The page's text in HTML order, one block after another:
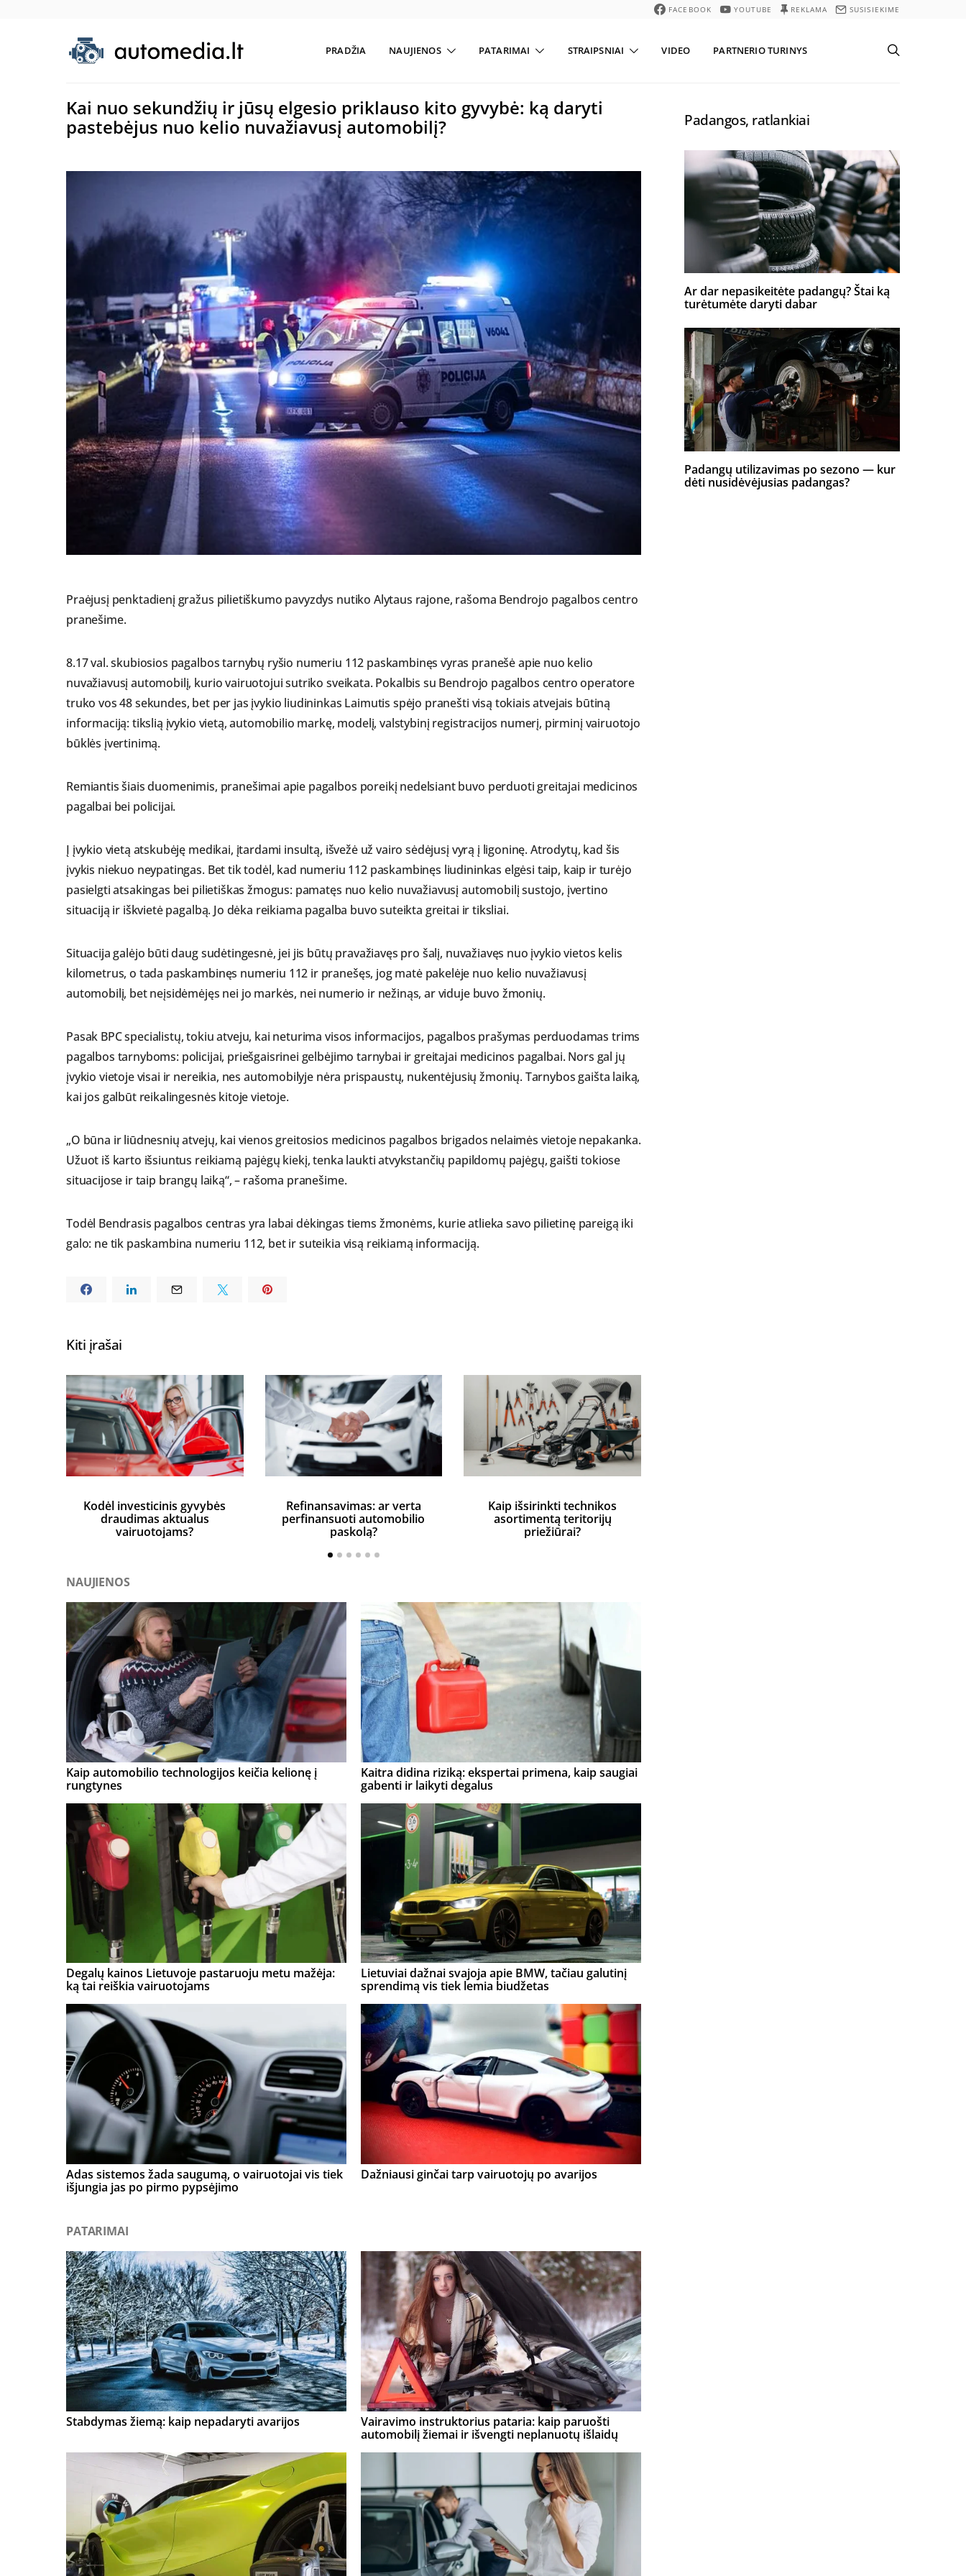
FACEBOOK YOUTUBE REKLAMA SUSISIEKIME
PRADŽIA NAUJIENOS PATARIMAI STRAIPSNIAI VIDEO PARTNERIO TURINYS
Kai nuo sekundžių ir jūsų elgesio priklauso kito gyvybė: ką daryti
pastebėjus nuo kelio nuvažiavusį automobilį?
Praėjusį penktadienį gražus pilietiškumo pavyzdys nutiko Alytaus rajone, rašoma Bendrojo pagalbos centro
pranešime.
8.17 val. skubiosios pagalbos tarnybų ryšio numeriu 112 paskambinęs vyras pranešė apie nuo kelio
nuvažiavusį automobilį, kurio vairuotojui sutriko sveikata. Pokalbis su Bendrojo pagalbos centro operatore
truko vos 48 sekundes, bet per jas įvykio liudininkas Laimutis spėjo pranešti visą tokiais atvejais būtiną
informaciją: tikslią įvykio vietą, automobilio markę, modelį, valstybinį registracijos numerį, pirminį vairuotojo
būklės įvertinimą.
Remiantis šiais duomenimis, pranešimai apie pagalbos poreikį nedelsiant buvo perduoti greitajai medicinos
pagalbai bei policijai.
Į įvykio vietą atskubėję medikai, įtardami insultą, išvežė už vairo sėdėjusį vyrą į ligoninę. Atrodytų, kad šis
įvykis niekuo neypatingas. Bet tik todėl, kad numeriu 112 paskambinęs liudininkas elgėsi taip, kaip ir turėjo
pasielgti atsakingas bei pilietiškas žmogus: pamatęs nuo kelio nuvažiavusį automobilį sustojo, įvertino
situaciją ir iškvietė pagalbą. Jo dėka reikiama pagalba buvo suteikta greitai ir tiksliai.
Situacija galėjo būti daug sudėtingesnė, jei jis būtų pravažiavęs pro šalį, nuvažiavęs nuo įvykio vietos kelis
kilometrus, o tada paskambinęs numeriu 112 ir pranešęs, jog matė pakelėje nuo kelio nuvažiavusį
automobilį, bet neįsidėmėjęs nei jo markės, nei numerio ir nežinąs, ar viduje buvo žmonių.
Pasak BPC specialistų, tokiu atveju, kai neturima visos informacijos, pagalbos prašymas perduodamas trims
pagalbos tarnyboms: policijai, priešgaisrinei gelbėjimo tarnybai ir greitajai medicinos pagalbai. Nors gal jų
įvykio vietoje visai ir nereikia, nes automobilyje nėra prispaustų, nukentėjusių žmonių. Tarnybos gaišta laiką,
kai jos galbūt reikalingesnės kitoje vietoje.
„O būna ir liūdnesnių atvejų, kai vienos greitosios medicinos pagalbos brigados nelaimės vietoje nepakanka.
Užuot iš karto išsiuntus reikiamą pajėgų kiekį, tenka laukti atvykstančių papildomų pajėgų, gaišti tokiose
situacijose ir taip brangų laiką“, – rašoma pranešime.
Todėl Bendrasis pagalbos centras yra labai dėkingas tiems žmonėms, kurie atlieka savo pilietinę pareigą iki
galo: ne tik paskambina numeriu 112, bet ir suteikia visą reikiamą informaciją.
Kiti įrašai
Kodėl investicinis gyvybės
draudimas aktualus
vairuotojams?
Refinansavimas: ar verta
perfinansuoti automobilio
paskolą?
Kaip išsirinkti technikos
asortimentą teritorijų
priežiūrai?
NAUJIENOS
Kaip automobilio technologijos keičia kelionę į
rungtynes
Kaitra didina riziką: ekspertai primena, kaip saugiai
gabenti ir laikyti degalus
Degalų kainos Lietuvoje pastaruoju metu mažėja:
ką tai reiškia vairuotojams
Lietuviai dažnai svajoja apie BMW, tačiau galutinį
sprendimą vis tiek lemia biudžetas
Adas sistemos žada saugumą, o vairuotojai vis tiek
išjungia jas po pirmo pypsėjimo
Dažniausi ginčai tarp vairuotojų po avarijos
PATARIMAI
Stabdymas žiemą: kaip nepadaryti avarijos
Vairavimo instruktorius pataria: kaip paruošti
automobilį žiemai ir išvengti neplanuotų išlaidų
Padangos, ratlankiai
Ar dar nepasikeitėte padangų? Štai ką
turėtumėte daryti dabar
Padangų utilizavimas po sezono — kur
dėti nusidėvėjusias padangas?